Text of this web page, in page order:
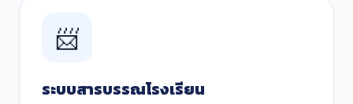
📨
ระบบสารบรรณโรงเรียน